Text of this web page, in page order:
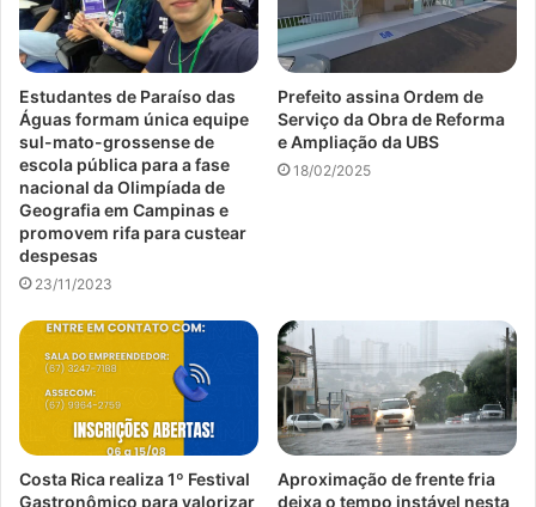
Estudantes de Paraíso das
Águas formam única equipe
sul-mato-grossense de
escola pública para a fase
nacional da Olimpíada de
Geografia em Campinas e
promovem rifa para custear
despesas
23/11/2023
Prefeito assina Ordem de
Serviço da Obra de Reforma
e Ampliação da UBS
18/02/2025
Costa Rica realiza 1º Festival
Gastronômico para valorizar
Aproximação de frente fria
deixa o tempo instável nesta